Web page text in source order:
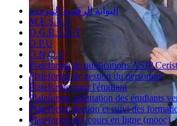
البوابة الرقمية الموحدة
M.E.S.R.S
D.G.R.S.D.T
O.P.U
O.N.O.U
Plateforme de publications ASJP Cerist
Plateforme de gestion du personnel
Plateforme pour l'étudiant
Plateforme orientation des étudiants
Plateforme gestion et suivi des
Plateforme des cours en ligne (mooc)